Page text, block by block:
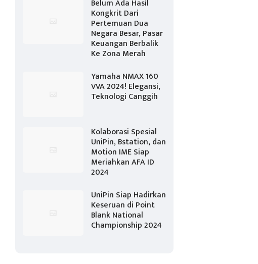
Belum Ada Hasil
Kongkrit Dari
Pertemuan Dua
Negara Besar, Pasar
Keuangan Berbalik
Ke Zona Merah
Yamaha NMAX 160
VVA 2024! Elegansi,
Teknologi Canggih
Kolaborasi Spesial
UniPin, Bstation, dan
Motion IME Siap
Meriahkan AFA ID
2024
UniPin Siap Hadirkan
Keseruan di Point
Blank National
Championship 2024